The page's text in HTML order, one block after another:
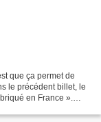
que ça permet de
le précédent billet, le
en France ».